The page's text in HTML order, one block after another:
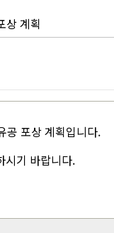
상 계획
공 포상 계획입니다.
시기 바랍니다.